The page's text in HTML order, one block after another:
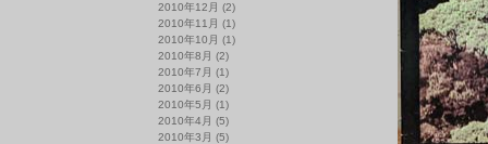
2010年12月 (2)
2010年11月 (1)
2010年10月 (1)
2010年8月 (2)
2010年7月 (1)
2010年6月 (2)
2010年5月 (1)
2010年4月 (5)
2010年3月 (5)